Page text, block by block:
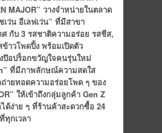
MAJOR” วางจำหน่ายในตลาด
ว่น อีเลฟเว่น” ที่มีสาขา
กับ 3 รสชาติความอร่อย รสชีส,
าวโพดปิ้ง พร้อมเปิดตัว
ป๊อปร็อกขวัญใจคนรุ่นใหม่
ที่มีภาพลักษณ์ความสดใส
ายทอดความอร่อยโพด ๆ ของ
ให้เข้าถึงกลุ่มลูกค้า Gen Z
ด้ง่าย ๆ ที่ร้านค้าสะดวกซื้อ 24
ทุกเวลา